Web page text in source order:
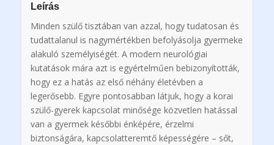
Leírás
Minden szülő tisztában van azzal, hogy tudatosan és
tudattalanul is nagymértékben befolyásolja gyermeke
alakuló személyiségét. A modern neurológiai
kutatások mára azt is egyértelműen bebizonyították,
hogy ez a hatás az első néhány életévben a
legerősebb. Egyre pontosabban látjuk, hogy a korai
szülő-gyerek kapcsolat minősége közvetlen hatással
van a gyermek későbbi énképére, érzelmi
biztonságára, kapcsolatteremtő képességére – sőt,